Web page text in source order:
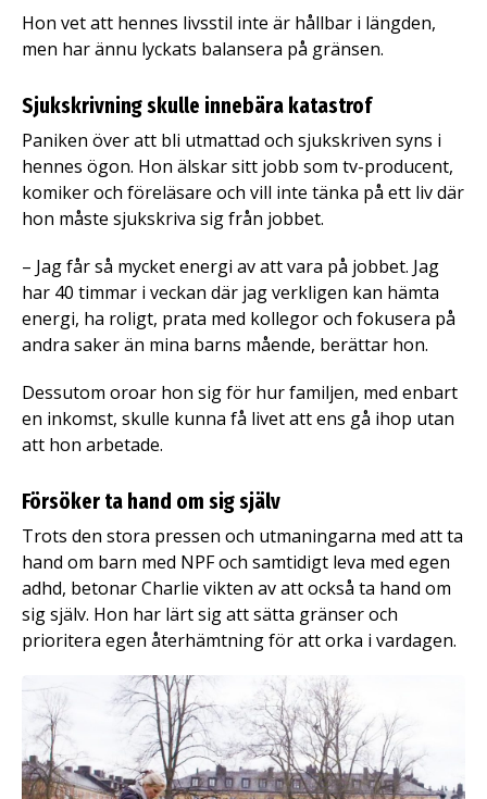
Hon vet att hennes livsstil inte är hållbar i längden,
men har ännu lyckats balansera på gränsen.
Sjukskrivning skulle innebära katastrof
Paniken över att bli utmattad och sjukskriven syns i
hennes ögon. Hon älskar sitt jobb som tv-producent,
komiker och föreläsare och vill inte tänka på ett liv där
hon måste sjukskriva sig från jobbet.
– Jag får så mycket energi av att vara på jobbet. Jag
har 40 timmar i veckan där jag verkligen kan hämta
energi, ha roligt, prata med kollegor och fokusera på
andra saker än mina barns mående, berättar hon.
Dessutom oroar hon sig för hur familjen, med enbart
en inkomst, skulle kunna få livet att ens gå ihop utan
att hon arbetade.
Försöker ta hand om sig själv
Trots den stora pressen och utmaningarna med att ta
hand om barn med NPF och samtidigt leva med egen
adhd, betonar Charlie vikten av att också ta hand om
sig själv. Hon har lärt sig att sätta gränser och
prioritera egen återhämtning för att orka i vardagen.